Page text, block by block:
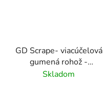
GD Scrape- viacúčelová
gumená rohož -
interiér/exteriér
Skladom